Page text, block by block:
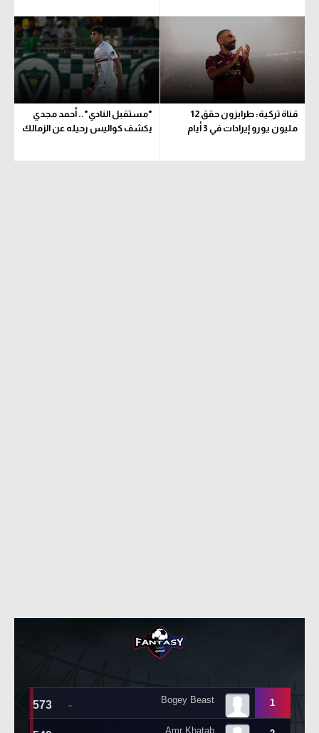
قناة تركية: طرابزون حقق 12
مليون يورو إيرادات في 3 أيام
"مستقبل النادي".. أحمد مجدي
يكشف كواليس رحيله عن الزمالك